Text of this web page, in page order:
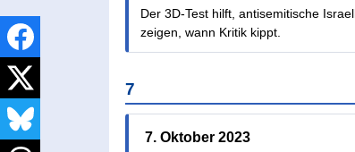
Der 3D-Test hilft, antisemitische
zeigen, wann Kritik kippt.
7
7. Oktober 2023